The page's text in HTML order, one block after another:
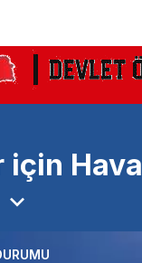
için Hava